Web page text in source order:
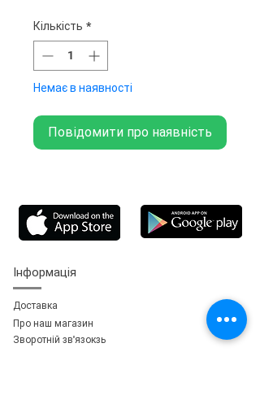
Кількість *
Немає в наявності
Повідомити про наявність
Інформація
Доставка
Про наш магазин
Зворотній зв'язокзь